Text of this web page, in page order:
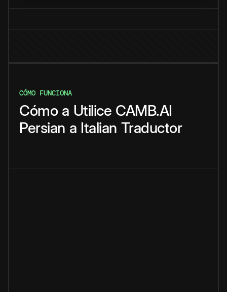
CÓMO FUNCIONA
Cómo a Utilice CAMB.AI
Persian a Italian Traductor